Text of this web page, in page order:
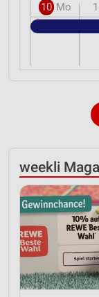
10 Mo
weekli